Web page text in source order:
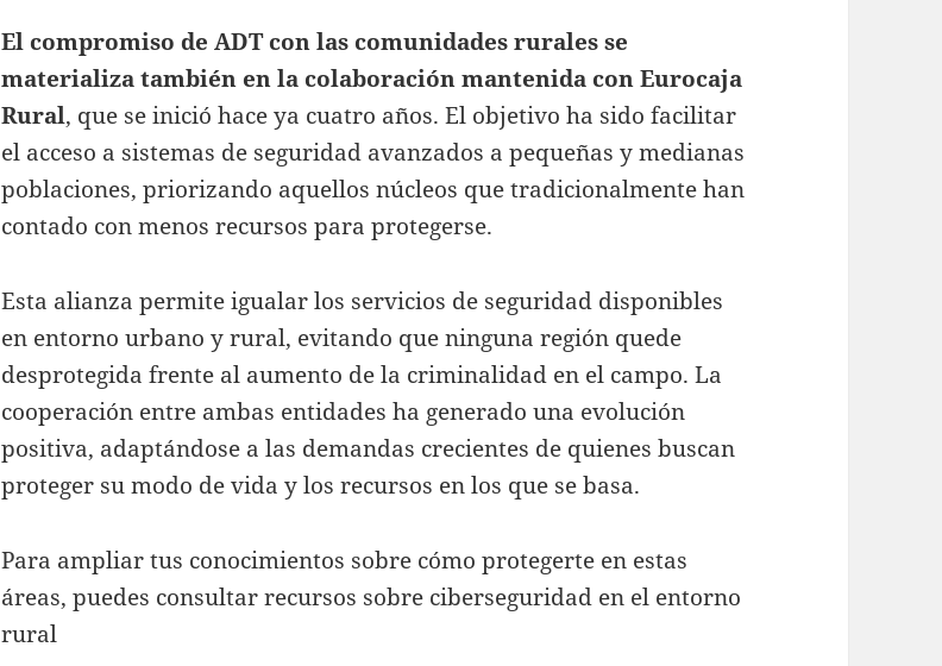
El compromiso de ADT con las comunidades rurales se
materializa también en la colaboración mantenida con Eurocaja
Rural, que se inició hace ya cuatro años. El objetivo ha sido facilitar
el acceso a sistemas de seguridad avanzados a pequeñas y medianas
poblaciones, priorizando aquellos núcleos que tradicionalmente han
contado con menos recursos para protegerse.
Esta alianza permite igualar los servicios de seguridad disponibles
en entorno urbano y rural, evitando que ninguna región quede
desprotegida frente al aumento de la criminalidad en el campo. La
cooperación entre ambas entidades ha generado una evolución
positiva, adaptándose a las demandas crecientes de quienes buscan
proteger su modo de vida y los recursos en los que se basa.
Para ampliar tus conocimientos sobre cómo protegerte en estas
áreas, puedes consultar recursos sobre ciberseguridad en el entorno
rural